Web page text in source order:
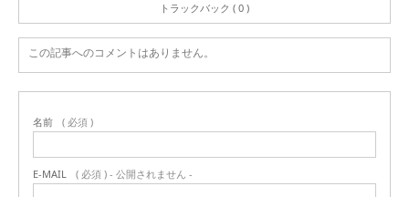
トラックバック ( 0 )
この記事へのコメントはありません。
名前 ( 必須 )
E-MAIL ( 必須 ) - 公開されません -